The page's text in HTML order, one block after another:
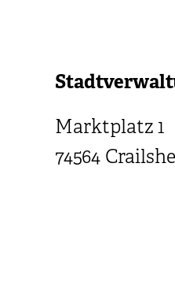
Marktplatz 1
74564